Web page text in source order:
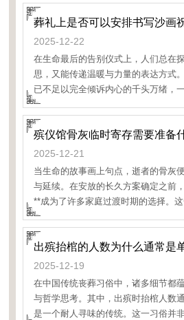
葬礼上是否可以安排书写沙画
2025-12-22
在生命最后的告别仪式上，人们总在
思，又能传递温暖与力量的表达方式
已不足以完全倾诉内心的千头万绪，
环节开始被悄然引入——那便是书写沙
传统仪式的颠
殡仪馆骨灰临时寄存需要准备
2025-12-21
当生命的故事画上句点，逝者的骨灰
与延续。在安放的长久方案确定之前
**成为了许多家庭过渡时期的选择。
更是一份庄重的托付。了解其所需准
付更加顺畅与安心，在肃穆的氛围中
扰
出殡抬棺的人数为什么通常是
2025-12-19
在中国传统丧葬习俗中，诸多细节都
与哲学思考。其中，出殡时抬棺人数
是一个耐人寻味的传统。这一习俗并